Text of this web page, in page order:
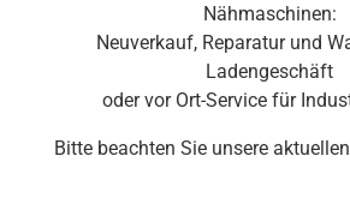
Nähmaschinen:
Neuverkauf, Reparatur und
Ladengeschäft
oder vor Ort-Service für
Bitte beachten Sie unsere